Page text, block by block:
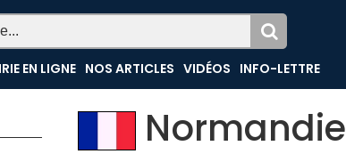
EN LIGNE NOS ARTICLES VIDÉOS INFO-LETTRE
Normandie